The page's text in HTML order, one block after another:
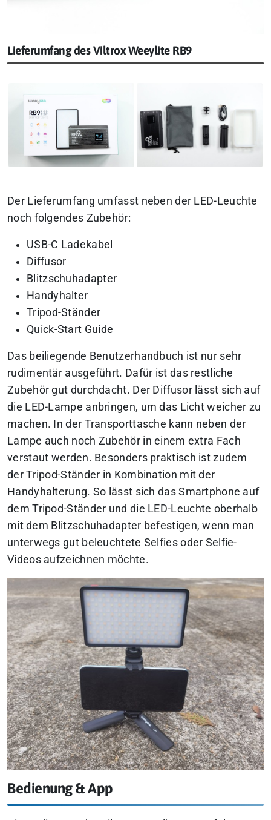
Lieferumfang des Viltrox Weeylite RB9
Der Lieferumfang umfasst neben der LED-Leuchte
noch folgendes Zubehör:
USB-C Ladekabel
Diffusor
Blitzschuhadapter
Handyhalter
Tripod-Ständer
Quick-Start Guide
Das beiliegende Benutzerhandbuch ist nur sehr
rudimentär ausgeführt. Dafür ist das restliche
Zubehör gut durchdacht. Der Diffusor lässt sich auf
die LED-Lampe anbringen, um das Licht weicher zu
machen. In der Transporttasche kann neben der
Lampe auch noch Zubehör in einem extra Fach
verstaut werden. Besonders praktisch ist zudem
der Tripod-Ständer in Kombination mit der
Handyhalterung. So lässt sich das Smartphone auf
dem Tripod-Ständer und die LED-Leuchte oberhalb
mit dem Blitzschuhadapter befestigen, wenn man
unterwegs gut beleuchtete Selfies oder Selfie-
Videos aufzeichnen möchte.
Bedienung & App